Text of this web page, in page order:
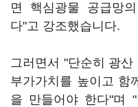
면 핵심광물 공급망
다"고 강조했습니다.
그러면서 "단순히 광
부가가치를 높이고 함
을 만들어야 한다"며